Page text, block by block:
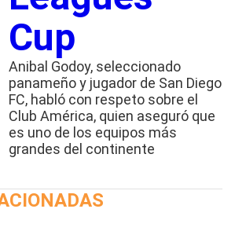
Cup
Anibal Godoy, seleccionado
panameño y jugador de San Diego
FC, habló con respeto sobre el
Club América, quien aseguró que
es uno de los equipos más
grandes del continente